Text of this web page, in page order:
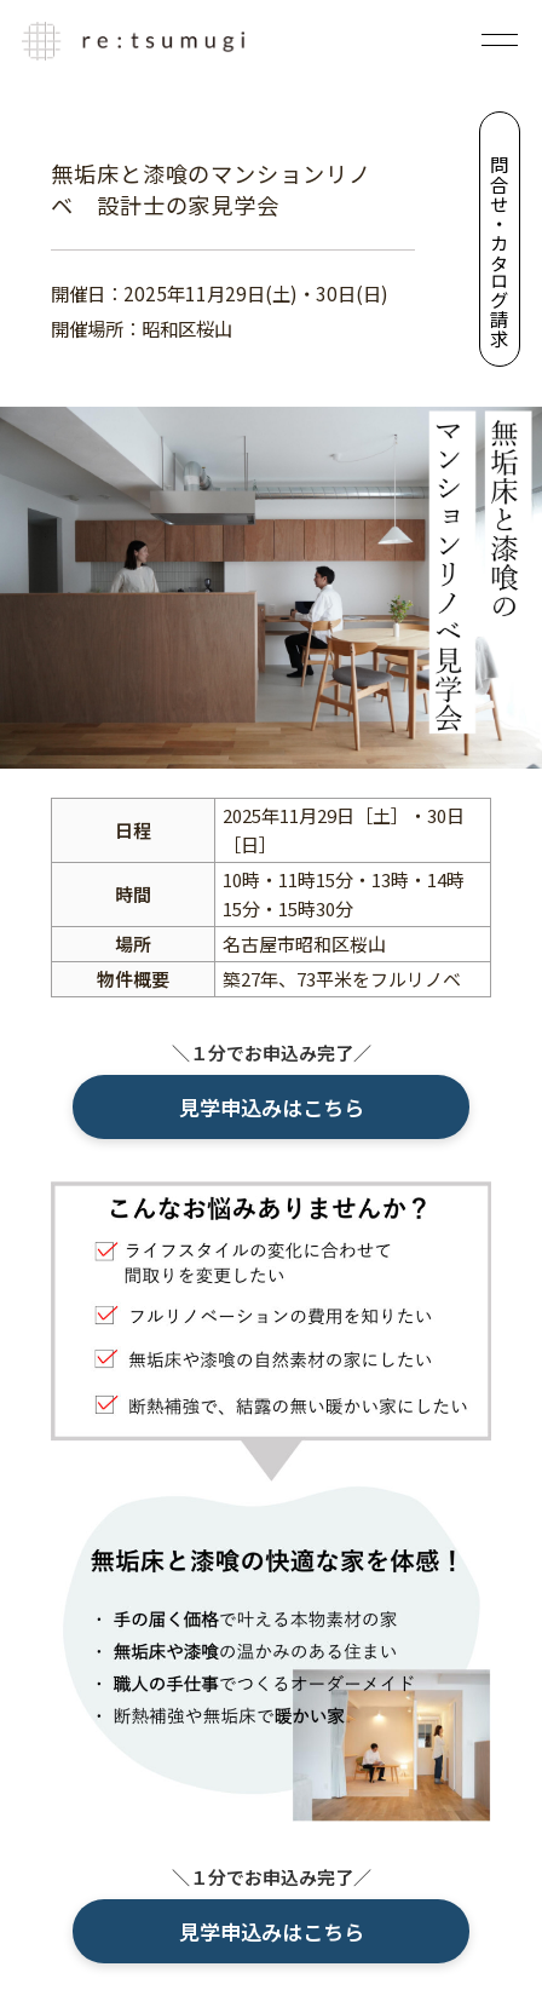
お問合せ・カタログ請求
無垢床と漆喰のマンションリノ
ベ 設計士の家見学会
開催日：2025年11月29日(土)・30日(日)
開催場所：昭和区桜山
日程
2025年11月29日［土］・30日
［日］
時間
10時・11時15分・13時・14時
15分・15時30分
場所
名古屋市昭和区桜山
物件概要
築27年、73平米をフルリノベ
＼１分でお申込み完了／
見学申込みはこちら
＼１分でお申込み完了／
見学申込みはこちら